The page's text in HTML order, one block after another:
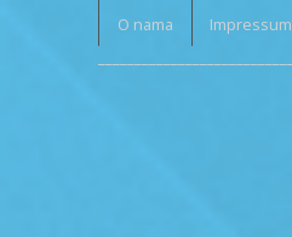
O nama Impressum